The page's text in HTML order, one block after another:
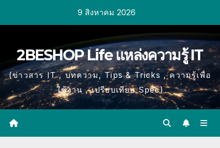
content
9 สิงหาคม 2026
2BESHOP Life แหล่งความรู้ IT
(ข่าวสาร IT , บทความ, Tips & Tricks , ความรู้เพื่อ
ใช้งาน , เปรียบเทียบ Spec)